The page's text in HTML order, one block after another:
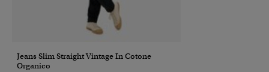
Jeans Slim Straight Vintage In Cotone
Organico